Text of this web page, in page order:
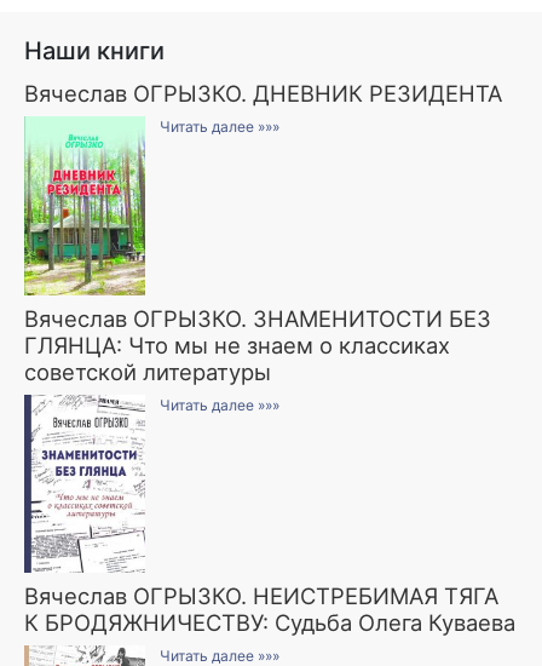
Наши книги
Вячеслав ОГРЫЗКО. ДНЕВНИК РЕЗИДЕНТА
Читать далее »»»
Вячеслав ОГРЫЗКО. ЗНАМЕНИТОСТИ БЕЗ
ГЛЯНЦА: Что мы не знаем о классиках
советской литературы
Читать далее »»»
Вячеслав ОГРЫЗКО. НЕИСТРЕБИМАЯ ТЯГА
К БРОДЯЖНИЧЕСТВУ: Судьба Олега Куваева
Читать далее »»»